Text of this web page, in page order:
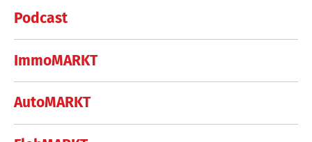
Podcast
ImmoMARKT
AutoMARKT